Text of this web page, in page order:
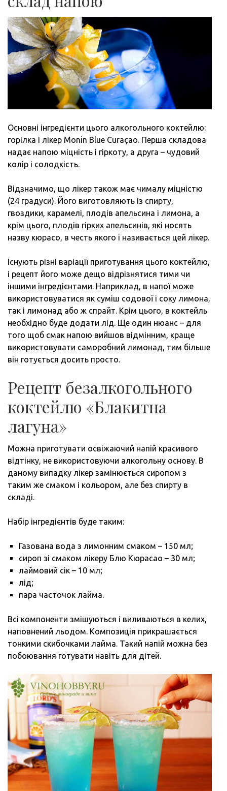
Основні інгредієнти цього алкогольного коктейлю:
горілка і лікер Monin Blue Curaçao. Перша складова
надає напою міцність і гіркоту, а друга – чудовий
колір і солодкість.
Відзначимо, що лікер також має чималу міцністю
(24 градуси). Його виготовляють із спирту,
гвоздики, карамелі, плодів апельсина і лимона, а
крім цього, плодів гірких апельсинів, які носять
назву кюрасо, в честь якого і називається цей лікер.
Існують різні варіації приготування цього коктейлю,
і рецепт його може дещо відрізнятися тими чи
іншими інгредієнтами. Наприклад, в напої може
використовуватися як суміш содової і соку лимона,
так і лимонад або ж спрайт. Крім цього, в коктейль
необхідно буде додати лід. Ще один нюанс – для
того щоб смак напою вийшов відмінним, краще
використовувати саморобний лимонад, тим більше
він готується досить просто.
Рецепт безалкогольного
коктейлю «Блакитна
лагуна»
Можна приготувати освіжаючий напій красивого
відтінку, не використовуючи алкогольну основу. В
даному випадку лікер замінюється сиропом з
таким же смаком і кольором, але без спирту в
складі.
Набір інгредієнтів буде таким:
Газована вода з лимонним смаком – 150 мл;
сироп зі смаком лікеру Блю Кюрасао – 30 мл;
лаймовий сік – 10 мл;
лід;
пара часточок лайма.
Всі компоненти змішуються і виливаються в келих,
наповнений льодом. Композиція прикрашається
тонкими скибочками лайма. Такий напій можна без
побоювання готувати навіть для дітей.